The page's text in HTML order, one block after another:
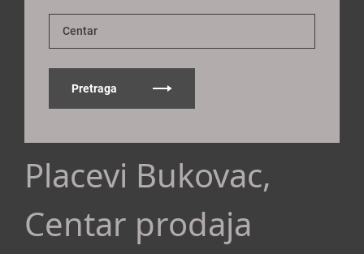
Centar
Pretraga
Placevi Bukovac,
Centar prodaja